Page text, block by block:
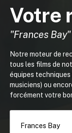
Votre
"Frances Bay"
Notre moteur de
tous les films de
équipes
musiciens) ou
forcément votre